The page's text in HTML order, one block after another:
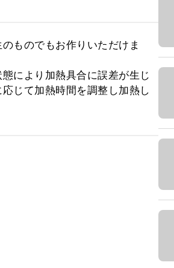
ものでもお作りいただけま
により加熱具合に誤差が生じ
じて加熱時間を調整し加熱し